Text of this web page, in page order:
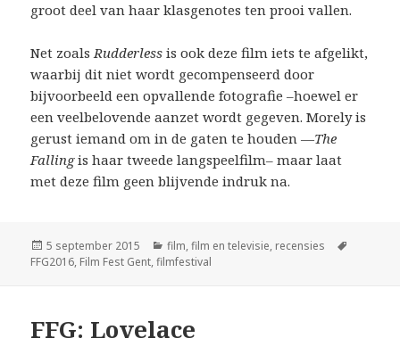
groot deel van haar klasgenotes ten prooi vallen.
Net zoalsRudderless is ook deze film iets te afgelikt,
waarbij dit niet wordt gecompenseerd door
bijvoorbeeld een opvallende fotografie –hoewel er
een veelbelovende aanzet wordt gegeven. Morely is
gerust iemand om in de gaten te houden —The
Fallingis haar tweede langspeelfilm– maar laat
met deze film geen blijvende indruk na.
Geplaatst
op
5 september 2015 Categorieën
film,film en televisie, recensies
FFG2016, Film Fest Gent,filmfestival
FFG: Lovelace